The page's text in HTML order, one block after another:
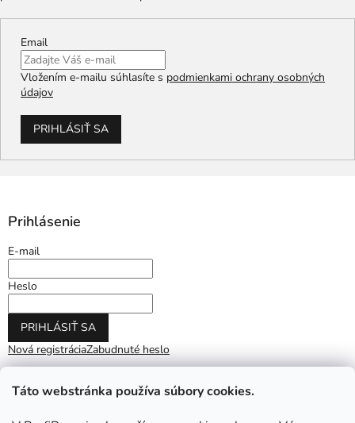
Táto webstránka používa súbory cookies.
Email
Vložením e-mailu súhlasíte s podmienkami ochrany osobných
údajov
PRIHLÁSIŤ SA
Prihlásenie
E-mail
Heslo
PRIHLÁSIŤ SA
Nová registráciaZabudnuté heslo